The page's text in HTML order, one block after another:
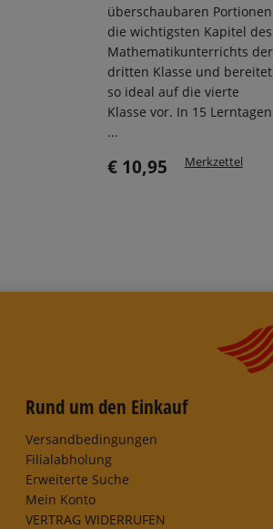
überschaubaren Portionen
die wichtigsten Kapitel des
Mathematikunterrichts der
dritten Klasse und bereitet
so ideal auf die vierte
Klasse vor. In 15 Lerntagen
...
€ 10,95 Merkzettel
Rund um den Einkauf
Versandbedingungen
Filialabholung
Erweiterte Suche
Mein Konto
VERTRAG WIDERRUFEN